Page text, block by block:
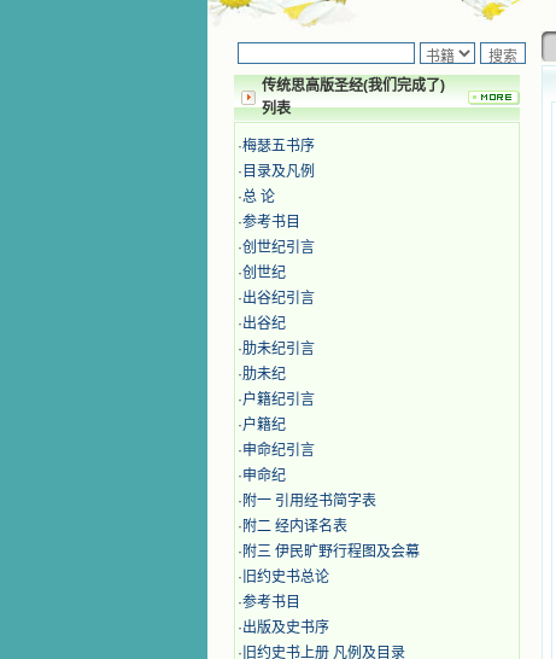
传统思高版圣经(我们完成了)
列表
·梅瑟五书序
· 目录及凡例
·总 论
·参考书目
·创世纪引言
·创世纪
·出谷纪引言
·出谷纪
·肋未纪引言
·肋未纪
·户籍纪引言
·户籍纪
·申命纪引言
·申命纪
· 附一 引用经书简字表
· 附二 经内译名表
· 附三 伊民旷野行程图及会幕
· 旧约史书总论
·参考书目
·出版及史书序
· 旧约史书上册 凡例及目录